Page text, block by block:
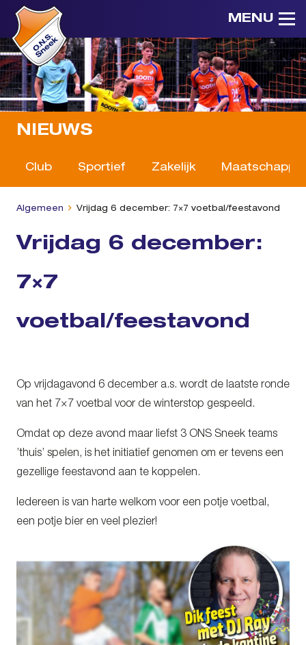
MENU
NIEUWS
Club Sportief Zakelijk
Algemeen Vrijdag 6 december: 7×7 voetbal/feestavond
Vrijdag 6 december:
7×7
voetbal/feestavond
Op vrijdagavond 6 december a.s. wordt de laatste ronde
van het 7×7 voetbal voor de winterstop gespeeld.
Omdat op deze avond maar liefst 3 ONS Sneek teams
’thuis’ spelen, is het initiatief genomen om er tevens een
gezellige feestavond aan te koppelen.
Iedereen is van harte welkom voor een potje voetbal,
een potje bier en veel plezier!